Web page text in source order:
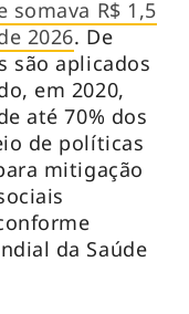
somava R$ 1,5
2026. De
são aplicados
em 2020,
até 70% dos
de políticas
mitigação
da Saúde